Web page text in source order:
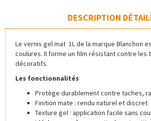
DESCRIPTION
Le vernis gel mat 1L de la marque Blanchon
coulures. Il forme un film résistant contre les
décoratifs.
Les fonctionnalités
Protège durablement contre taches,
Finition mate : rendu naturel et discret
Texture gel : application facile sans